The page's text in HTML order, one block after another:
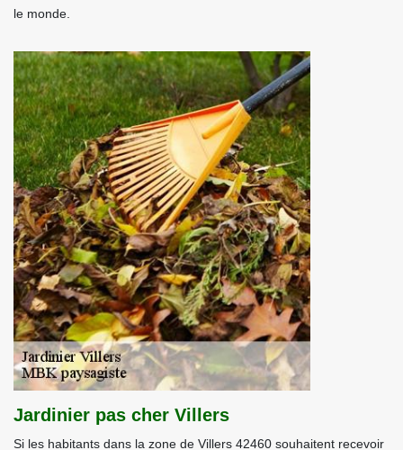
le monde.
Jardinier pas cher Villers
Si les habitants dans la zone de Villers 42460 souhaitent recevoir